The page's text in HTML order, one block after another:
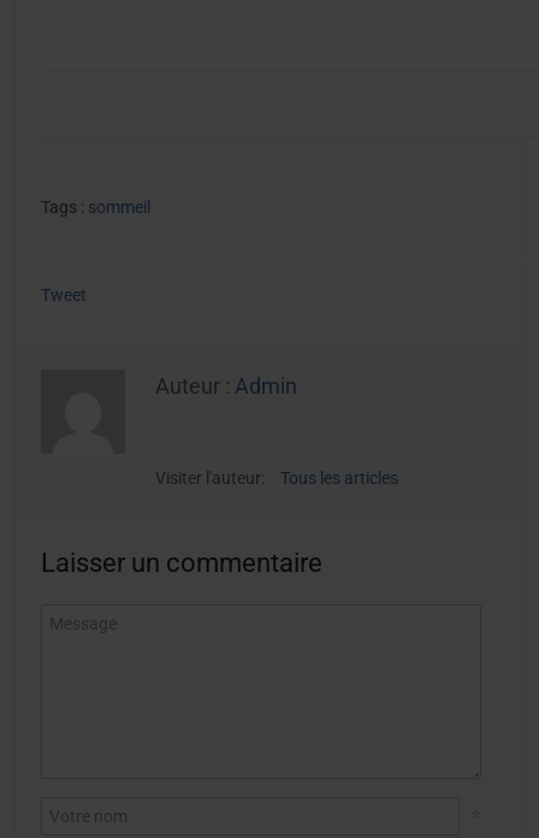
Tags : sommeil
Tweet
Auteur : Admin
Visiter l'auteur: Tous les articles
Laisser un commentaire